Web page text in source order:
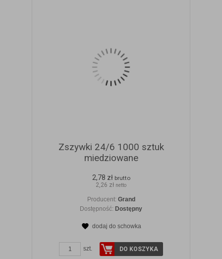
Zszywki 24/6 1000 sztuk
miedziowane
2,78 zł brutto
2,26 zł netto
Producent: Grand
Dostępność: Dostępny
dodaj do schowka
szt. DO KOSZYKA